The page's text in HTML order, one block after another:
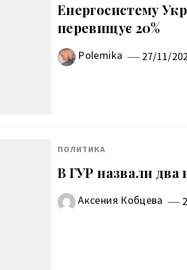
Енергосистему
перевищує 20%
Polemika 27/11/
ПОЛИТИКА
В ГУР назвали два
Аксения Кобцева